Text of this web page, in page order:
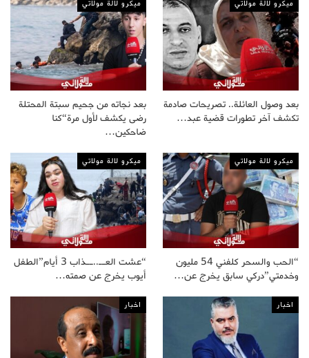
ميكرو لالة مولاتي
بعد وصول العائلة.. تصريحات صادمة
تكشف آخر تطورات قضية عبد…
ميكرو لالة مولاتي
بعد نجاته من جحيم سبتة المحتلة
رضى يكشف لأول مرة“كنا
ضاحكين…
ميكرو لالة مولاتي
“الحب والسحر كلفني 54 مليون
وخدمتي”دركي سابق يخرج عن…
ميكرو لالة مولاتي
“عشت العــ..ــذاب 3 أيام”الطفل
أيوب يخرج عن صمته…
اخبار اخبار